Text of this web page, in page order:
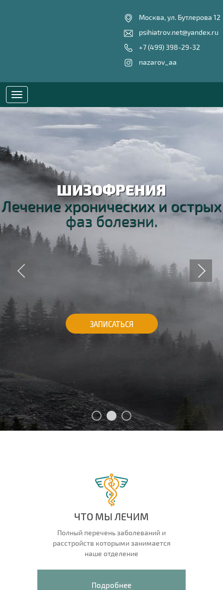
Москва, ул. Бутлерова 12
psihiatrov.net@yandex.ru
+7 (499) 398-29-32
nazarov_aa
Toggle
navigation
ЗАПИСАТЬСЯ
ШИЗОФРЕНИЯ
Лечение хронических и острых
фаз болезни.
ЧТО МЫ ЛЕЧИМ
Полный перечень заболеваний и
расстройств которыми занимается
наше отделение
Подробнее